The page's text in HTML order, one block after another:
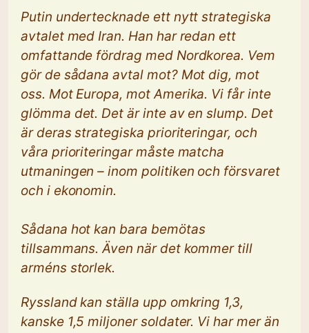
Putin undertecknade ett nytt strategiska
avtalet med Iran. Han har redan ett
omfattande fördrag med Nordkorea. Vem
gör de sådana avtal mot? Mot dig, mot
oss. Mot Europa, mot Amerika. Vi får inte
glömma det. Det är inte av en slump. Det
är deras strategiska prioriteringar, och
våra prioriteringar måste matcha
utmaningen – inom politiken och försvaret
och i ekonomin.
Sådana hot kan bara bemötas
tillsammans. Även när det kommer till
arméns storlek.
Ryssland kan ställa upp omkring 1,3,
kanske 1,5 miljoner soldater. Vi har mer än